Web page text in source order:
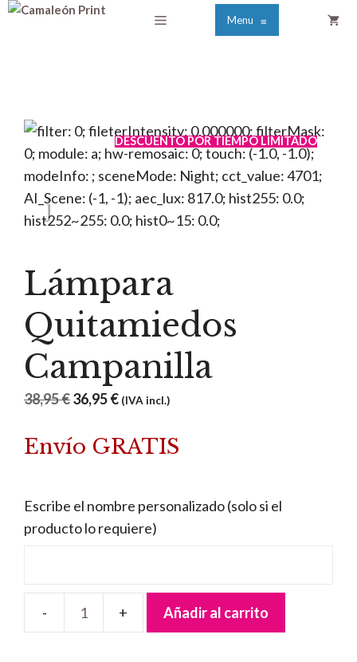
Saltar
Menú Menu ≡
DESCUENTO POR TIEMPO LIMITADO
Lámpara
Quitamiedos
Campanilla
38,95€El
original
36,95€El
actual
(IVA incl.)
Envío GRATIS
Escribe el nombre personalizado (solo si el
producto lo requiere)
Lámpara
Añadir al carrito